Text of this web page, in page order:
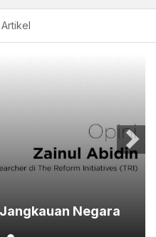
Gig
Artikel
Negara